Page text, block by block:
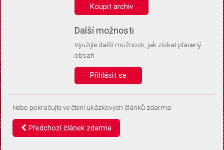
Anonymní unikátní ID
Díky němu příště poznáme, že se jedná o stejné zařízení, a
Identifikátor je zcela anonymní.
Vaše souhlasy a odmítnutí si ukládáme do vašeho zařízení, abychom se
vás už příště znovu neptali. Můžete je kdykoli později upravit ve Správě
Koupit archiv
Další možnosti
Využijte další možnosti, jak získat placený
obsah
Přihlásit se
Nebo pokračujte ve čtení ukázkových článků zdarma
Předchozí článek zdarma